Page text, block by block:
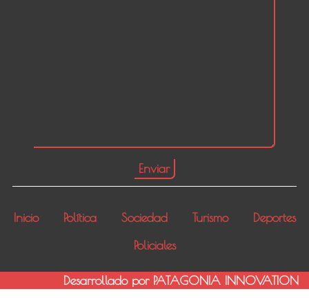
Inicio Política Sociedad Turismo
Deportes
Policiales
Desarrollado por PATAGONIA INNOVATION